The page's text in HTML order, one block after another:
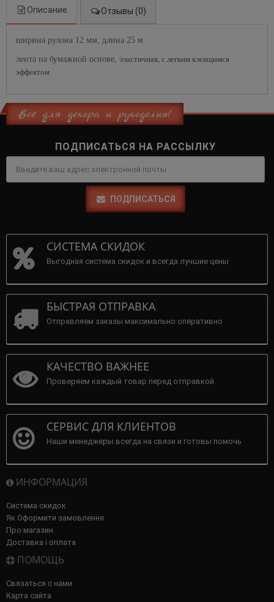
Описание Отзывы (0)
ширина рулона 12 мм, длина 25 м
лента на бумажной основе, эластичная, с легким клеящимся
эффектом
Всё для декора и рукоделия!
ПОДПИСАТЬСЯ НА РАССЫЛКУ
ПОДПИСАТЬСЯ
СИСТЕМА СКИДОК
Выгодная система скидок и всегда лучшие цены
БЫСТРАЯ ОТПРАВКА
Отправляем заказы максимально оперативно
КАЧЕСТВО ВАЖНЕЕ
Проверяем каждый товар перед отправкой
СЕРВИС ДЛЯ КЛИЕНТОВ
Наши менеджеры всегда на связи и готовы помочь
ИНФОРМАЦИЯ
Система скидок
Як Оформити замовлення
Про магазин
Доставка і оплата
ПОМОЩЬ
Связаться с нами
Карта сайта